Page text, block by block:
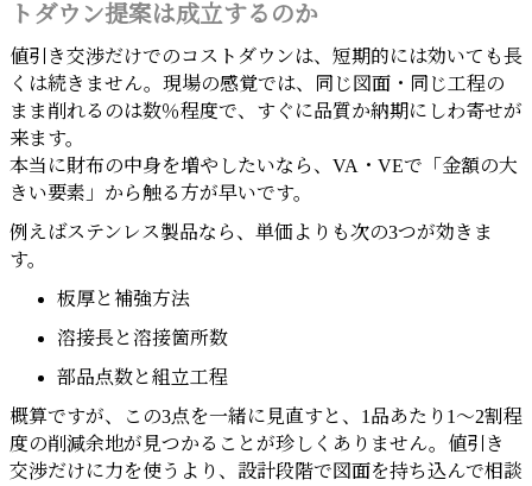
トダウン提案は成立するのか
値引き交渉だけでのコストダウンは、短期的には効いても長
くは続きません。現場の感覚では、同じ図面・同じ工程の
まま削れるのは数％程度で、すぐに品質か納期にしわ寄せが
来ます。
本当に財布の中身を増やしたいなら、VA・VEで「金額の大
きい要素」から触る方が早いです。
例えばステンレス製品なら、単価よりも次の3つが効きま
す。
板厚と補強方法
溶接長と溶接箇所数
部品点数と組立工程
概算ですが、この3点を一緒に見直すと、1品あたり1〜2割程
度の削減余地が見つかることが珍しくありません。値引き
交渉だけに力を使うより、設計段階で図面を持ち込んで相談